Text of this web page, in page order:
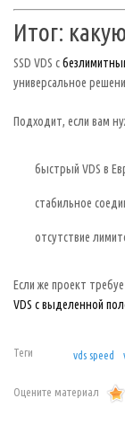
Итог:
SSD VDS с
универсальное
Подходит, если вам
быстрый VDS в
стабильное
отсутствие
Если же проект
VDS с выделенной
Теги vds speed
Оцените материал